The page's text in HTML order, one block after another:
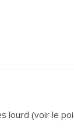
(voir le